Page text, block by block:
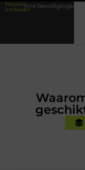
Nieuwe
artikelen met kennis